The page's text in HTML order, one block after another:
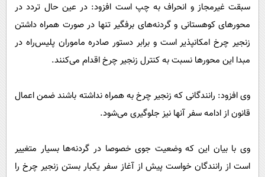
محیط زیست
سلامت
فرهنگی
سیاست خارجی
سبقت غیرمجاز و انحراف به چپ است افزود: در عین حال تردد در
محورهای کوهستانی و گردنه‌های برفگیر تنها در صورت همراه داشتن
زنجیر چرخ امکانپذیر است و برابر دستور صادره ماموران پلیس‌راه در
مبدا این محورها نسبت به کنترل زنجیر چرخ اقدام می‌کنند.
وی افزود: رانندگانی که زنجیر چرخ به همراه نداشته باشند ضمن اعمال
قانون از ادامه سفر آنها نیز جلوگیری می‌شود.
وی با بیان این که وضعیت جوی خصوصا در گردنه‌ها بسیار متغییر
است از رانندگان خواست پیش از آغاز سفر یکبار بستن زنجیر چرخ را